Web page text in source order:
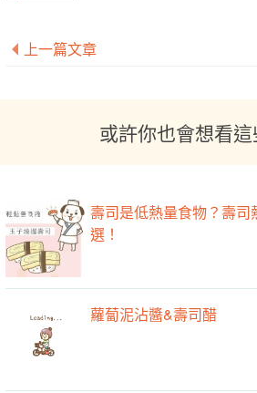
上一篇文章
或許你也會想看
壽司是低熱量食物？壽司
選！
蘿蔔泥沾醬&壽司醋